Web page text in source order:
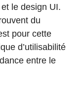
le design UI.
du
pour cette
d’utilisabilité
entre le